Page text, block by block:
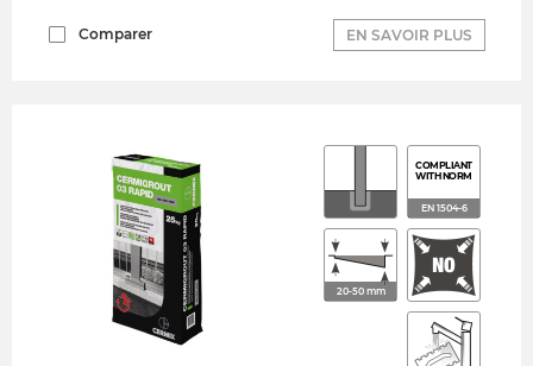
EN SAVOIR PLUS
Comparer
COMPLIANT
WITH NORM
EN 1504-6
20-50 mm